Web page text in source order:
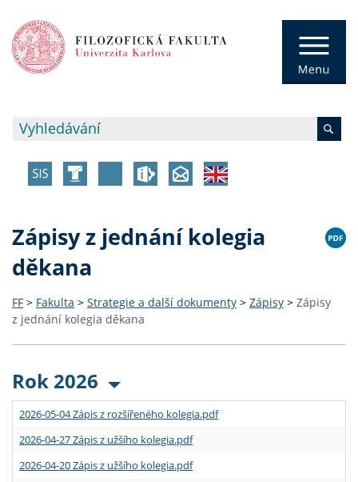
Zápisy z jednání kolegia
děkana
FF > Fakulta > Strategie a další dokumenty > Zápisy > Zápisy
z jednání kolegia děkana
Rok 2026
2026-05-04 Zápis z rozšířeného kolegia.pdf
2026-04-27 Zápis z užšího kolegia.pdf
2026-04-20 Zápis z užšího kolegia.pdf